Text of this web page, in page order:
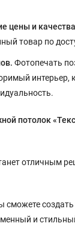
цены и
товар по
Фотопечать
интерьер,
потолок
отличным
сможете
и